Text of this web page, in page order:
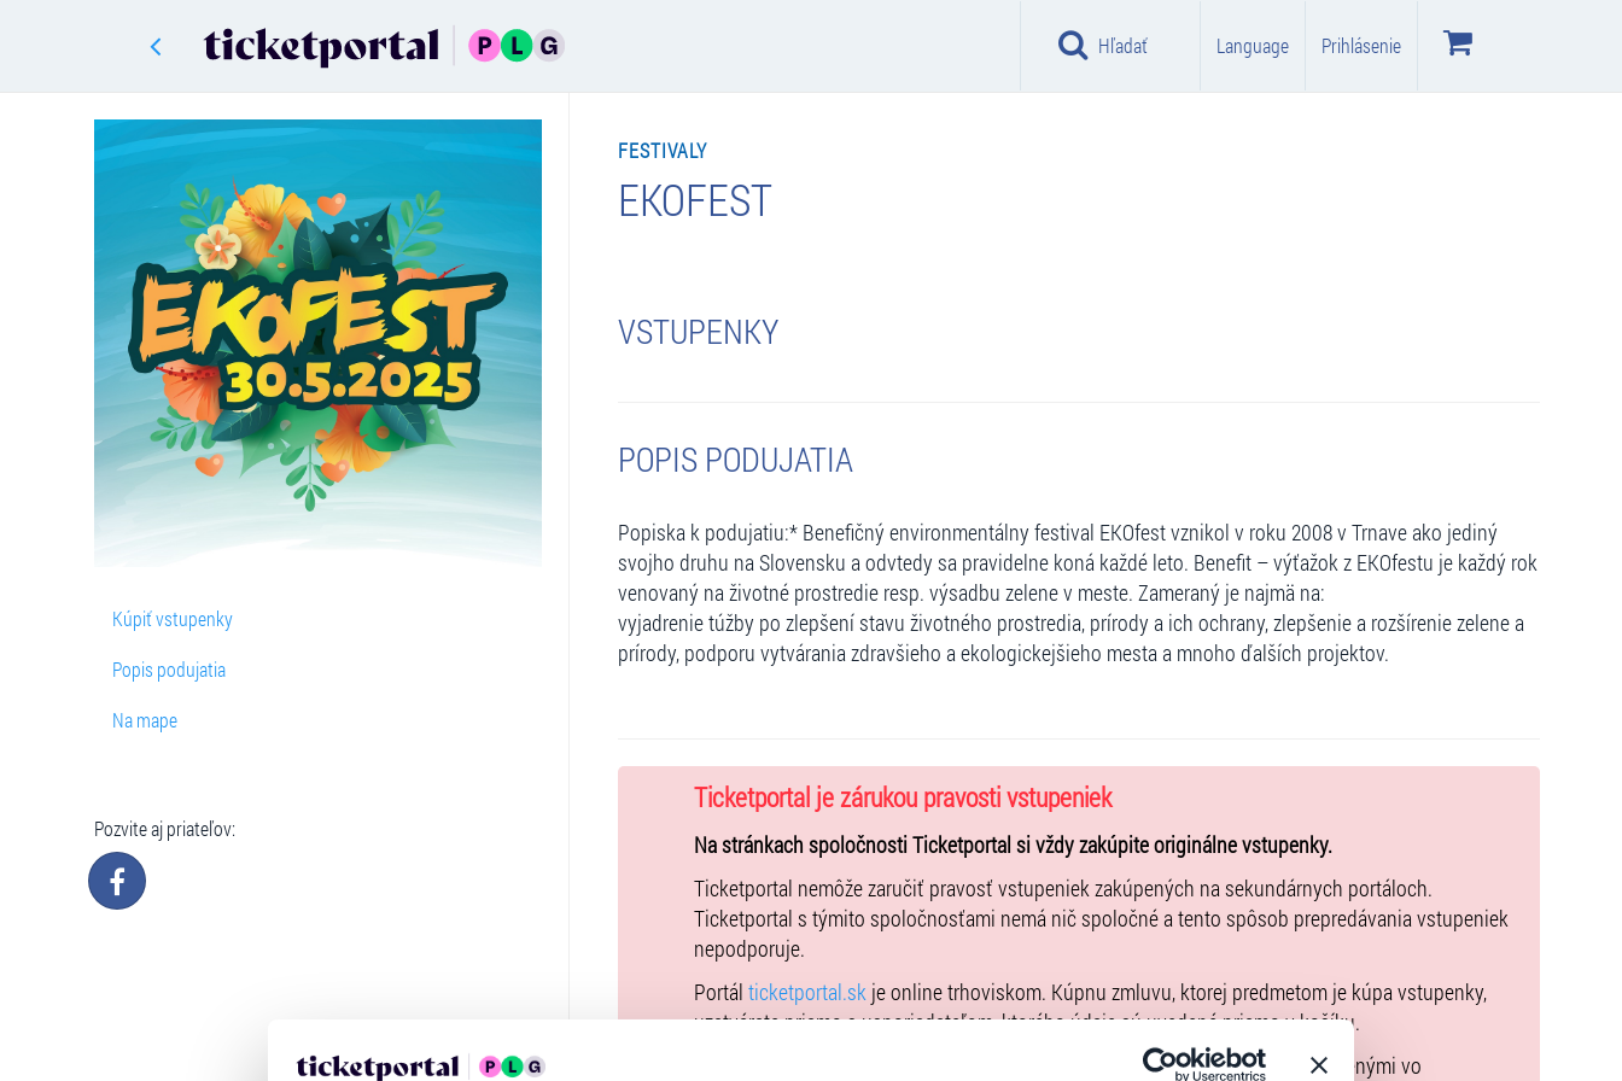
Hľadať Language Prihlásenie
Kúpiť vstupenky
Popis podujatia
Na mape
Pozvite aj priateľov:
FESTIVALY
EKOFEST
VSTUPENKY
POPIS PODUJATIA
Popiska k podujatiu:* Benefičný environmentálny festival EKOfest vznikol v roku 2008 v Trnave ako jediný
svojho druhu na Slovensku a odvtedy sa pravidelne koná každé leto. Benefit – výťažok z EKOfestu je každý rok
venovaný na životné prostredie resp. výsadbu zelene v meste. Zameraný je najmä na:
vyjadrenie túžby po zlepšení stavu životného prostredia, prírody a ich ochrany, zlepšenie a rozšírenie zelene a
prírody, podporu vytvárania zdravšieho a ekologickejšieho mesta a mnoho ďalších projektov.
Ticketportal je zárukou pravosti vstupeniek
Na stránkach spoločnosti Ticketportal si vždy zakúpite originálne vstupenky.
Ticketportal nemôže zaručiť pravosť vstupeniek zakúpených na sekundárnych portáloch.
Ticketportal s týmito spoločnosťami nemá nič spoločné a tento spôsob prepredávania vstupeniek
nepodporuje.
Portál ticketportal.skje online trhoviskom. Kúpnu zmluvu, ktorej predmetom je kúpa vstupenky,
uzatvárate priamo s usporiadateľom, ktorého údaje sú uvedené priamo v košíku.
Kúpne ceny vstupeniek na toto podujatie je možné uhradiť len spôsobmi uvedenými vo